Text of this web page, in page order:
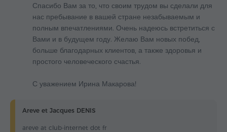
Спасибо Вам за то, что своим трудом вы сделали для
нас пребывание в вашей стране незабываемым и
полным впечатлениями. Очень надеюсь встретиться с
Вами и в будущем году. Желаю Вам новых побед,
больше благодарных клиентов, а также здоровья и
простого человеческого счастья.
С уважением Ирина Макарова!
Areve et Jacques DENIS
areve at club-internet dot fr